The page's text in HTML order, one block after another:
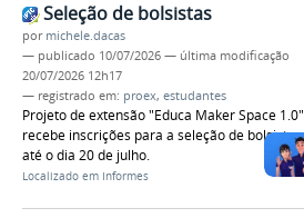
Seleção de bolsistas
por michele.dacas
— publicado 10/07/2026 — última modificação
20/07/2026 12h17
— registrado em: proex, estudantes
Projeto de extensão "Educa Maker Space 1.0"
recebe inscrições para a seleção de bolsistas
até o dia 20 de julho.
Localizado em Informes